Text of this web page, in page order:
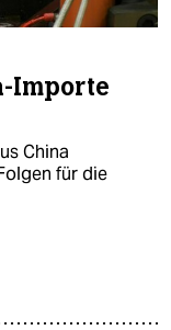
Importe
China
für die